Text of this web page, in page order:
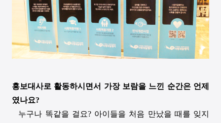
홍보대사로 활동하시면서 가장 보람을 느낀 순간은 언제
였나요?
누구나 똑같을 걸요? 아이들을 처음 만났을 때를 잊지